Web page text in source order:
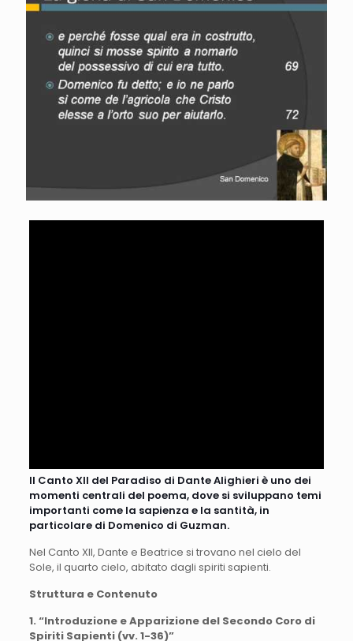
Il Canto XII del Paradiso di Dante Alighieri è uno dei
momenti centrali del poema, dove si sviluppano temi
importanti come la sapienza e la santità, in
particolare di Domenico di Guzman.
Nel Canto XII, Dante e Beatrice si trovano nel cielo del
Sole, il quarto cielo, abitato dagli spiriti sapienti.
Struttura e Contenuto
1. “Introduzione e Apparizione del Secondo Coro di
Spiriti Sapienti (vv. 1-36)”